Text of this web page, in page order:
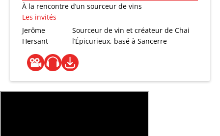
À la rencontre d’un sourceur de vins
Les invités
Jerôme
Hersant
Sourceur de vin et créateur de Chai
l’Épicurieux, basé à Sancerre